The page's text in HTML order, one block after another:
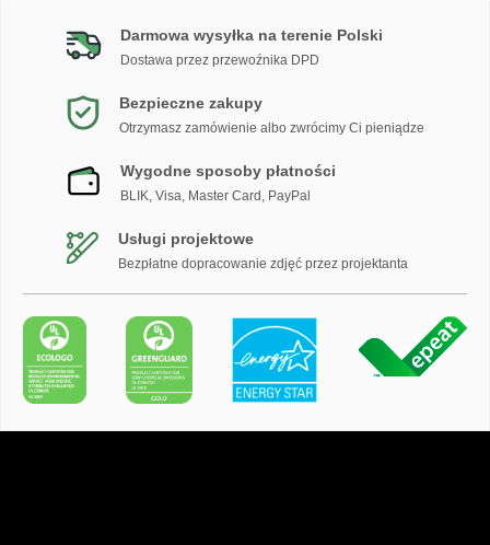
Darmowa wysyłka na terenie Polski
Dostawa przez przewoźnika DPD
Bezpieczne zakupy
Otrzymasz zamówienie albo zwrócimy Ci pieniądze
Wygodne sposoby płatności
BLIK, Visa, Master Card, PayPal
Usługi projektowe
Bezpłatne dopracowanie zdjęć przez projektanta